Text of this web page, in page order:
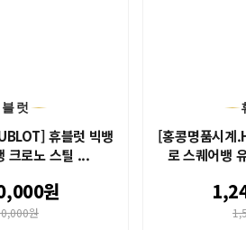
럿
휴블럿 빅뱅
크로노 스틸 ...
원
원
[홍콩명품시계
로 스퀘어뱅